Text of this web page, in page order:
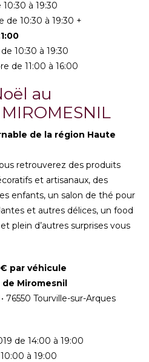
à 19:30
de 10:30 à 19:30 +
10:30 à 19:30
de 11:00 à 16:00
au
de la région Haute
retrouverez des produits
et artisanaux, des
enfants, un salon de thé pour
et autres délices, un food
plein d’autres surprises vous
par véhicule
Miromesnil
76550 Tourville-sur-Arques
de 14:00 à 19:00
à 19:00